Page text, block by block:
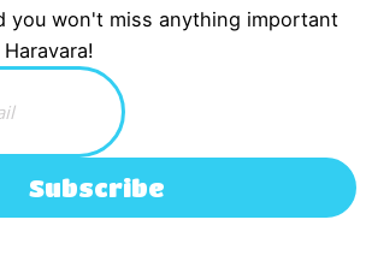
you won't miss anything important
Subscribe